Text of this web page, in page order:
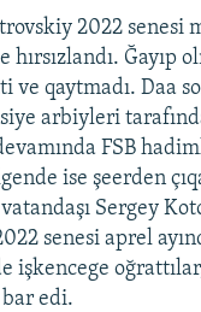
2022 senesi
Ğayıp
ve qaytmadı. Daa
arbiyleri
FSB
ise şeerden
Sergey
senesi aprel
işkencege
edi.